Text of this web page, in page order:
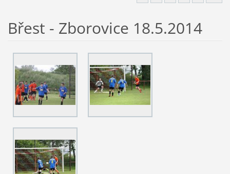
Břest - Zborovice 18.5.2014